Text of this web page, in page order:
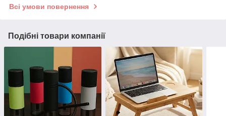
Всі умови повернення
Подібні товари компанії